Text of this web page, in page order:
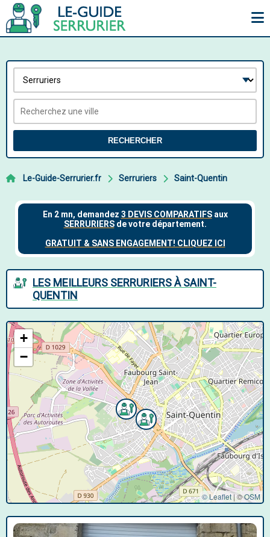
RECHERCHER
Le-Guide-Serrurier.fr Serruriers Saint-Quentin
LES MEILLEURS SERRURIERS À SAINT-
QUENTIN
+
−
© Leaflet|©OSM